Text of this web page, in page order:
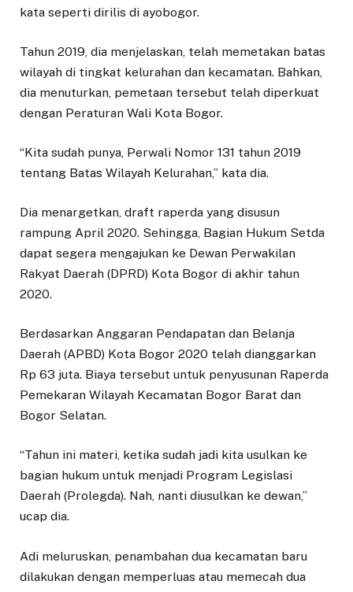
kata seperti dirilis di ayobogor.
Tahun 2019, dia menjelaskan, telah memetakan batas
wilayah di tingkat kelurahan dan kecamatan. Bahkan,
dia menuturkan, pemetaan tersebut telah diperkuat
dengan Peraturan Wali Kota Bogor.
“Kita sudah punya, Perwali Nomor 131 tahun 2019
tentang Batas Wilayah Kelurahan,” kata dia.
Dia menargetkan, draft raperda yang disusun
rampung April 2020. Sehingga, Bagian Hukum Setda
dapat segera mengajukan ke Dewan Perwakilan
Rakyat Daerah (DPRD) Kota Bogor di akhir tahun
2020.
Berdasarkan Anggaran Pendapatan dan Belanja
Daerah (APBD) Kota Bogor 2020 telah dianggarkan
Rp 63 juta. Biaya tersebut untuk penyusunan Raperda
Pemekaran Wilayah Kecamatan Bogor Barat dan
Bogor Selatan.
“Tahun ini materi, ketika sudah jadi kita usulkan ke
bagian hukum untuk menjadi Program Legislasi
Daerah (Prolegda). Nah, nanti diusulkan ke dewan,”
ucap dia.
Adi meluruskan, penambahan dua kecamatan baru
dilakukan dengan memperluas atau memecah dua